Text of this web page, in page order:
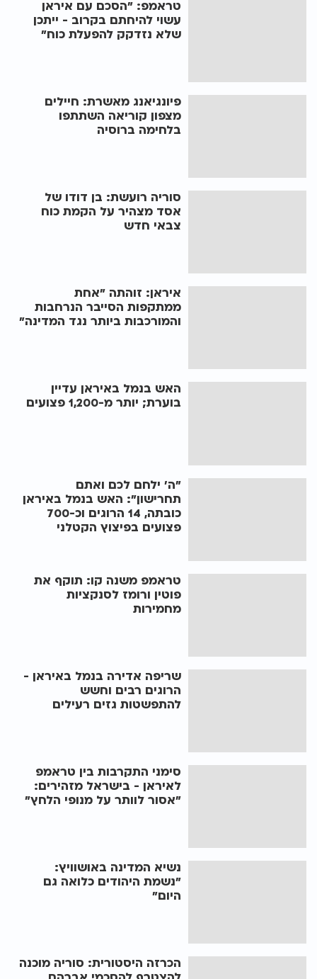
טראמפ: "הסכם עם איראן
עשוי להיחתם בקרוב - ייתכן
שלא נזדקק להפעלת כוח"
פיונגיאנג מאשרת: חיילים
מצפון קוריאה השתתפו
בלחימה ברוסיה
סוריה רועשת: בן דודו של
אסד מצהיר על הקמת כוח
צבאי חדש
איראן: זוהתה "אחת
ממתקפות הסייבר הנרחבות
והמורכבות ביותר נגד המדינה"
האש בנמל באיראן עדיין
בוערת; יותר מ-1,200 פצועים
"ה' ילחם לכם ואתם
תחרישון": האש בנמל באיראן
כובתה, 14 הרוגים וכ-700
פצועים בפיצוץ הקטלני
טראמפ משנה קו: תוקף את
פוטין ורומז לסנקציות
מחמירות
שריפה אדירה בנמל באיראן -
הרוגים רבים וחשש
להתפשטות גזים רעילים
סימני התקרבות בין טראמפ
לאיראן - בישראל מזהירים:
"אסור לוותר על מנופי הלחץ"
נשיא המדינה באושוויץ:
"נשמת היהודים כלואה גם
היום"
הכרזה היסטורית: סוריה מוכנה